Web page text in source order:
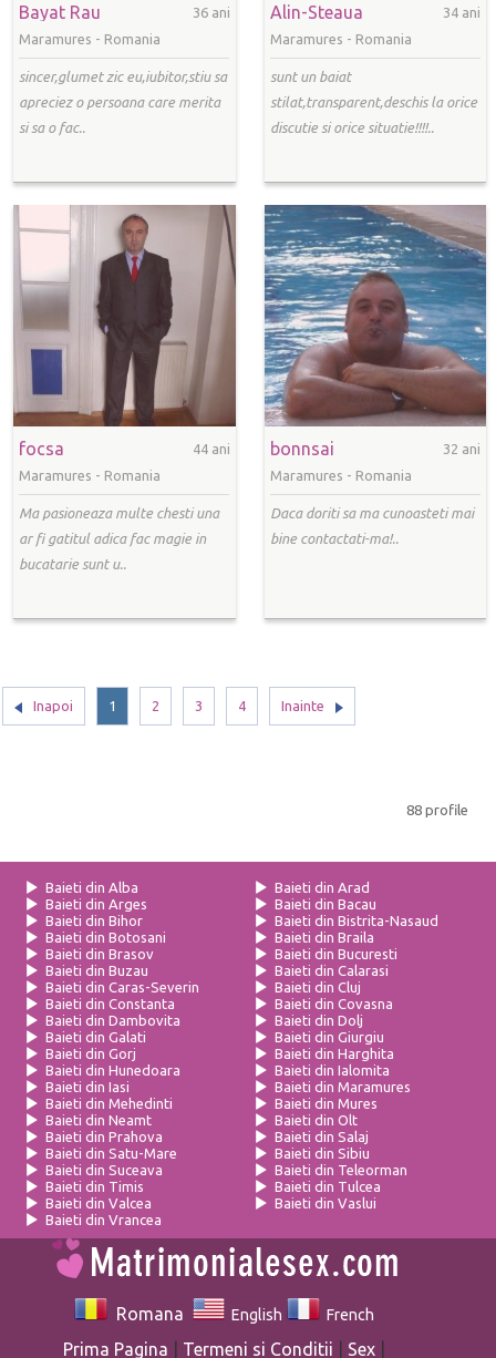
Bayat Rau
36 ani
Maramures - Romania
sincer,glumet zic eu,iubitor,stiu sa
apreciez o persoana care merita
si sa o fac..
Alin-Steaua
34 ani
Maramures - Romania
sunt un baiat
stilat,transparent,deschis la orice
discutie si orice situatie!!!!..
focsa
44 ani
Maramures - Romania
Ma pasioneaza multe chesti una
ar fi gatitul adica fac magie in
bucatarie sunt u..
bonnsai
32 ani
Maramures - Romania
Daca doriti sa ma cunoasteti mai
bine contactati-ma!..
Inapoi 1 2 3 4 Inainte
88 profile
Baieti din Alba
Baieti din Arad
Baieti din Arges
Baieti din Bacau
Baieti din Bihor
Baieti din Bistrita-Nasaud
Baieti din Botosani
Baieti din Braila
Baieti din Brasov
Baieti din Bucuresti
Baieti din Buzau
Baieti din Calarasi
Baieti din Caras-Severin
Baieti din Cluj
Baieti din Constanta
Baieti din Covasna
Baieti din Dambovita
Baieti din Dolj
Baieti din Galati
Baieti din Giurgiu
Baieti din Gorj
Baieti din Harghita
Baieti din Hunedoara
Baieti din Ialomita
Baieti din Iasi
Baieti din Maramures
Baieti din Mehedinti
Baieti din Mures
Baieti din Neamt
Baieti din Olt
Baieti din Prahova
Baieti din Salaj
Baieti din Satu-Mare
Baieti din Sibiu
Baieti din Suceava
Baieti din Teleorman
Baieti din Timis
Baieti din Tulcea
Baieti din Valcea
Baieti din Vaslui
Baieti din Vrancea
Romana English French
Prima Pagina Termeni si Conditii Sex